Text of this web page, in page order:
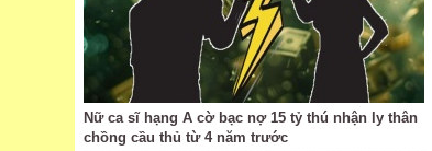
Nữ ca sĩ hạng A cờ bạc nợ 15 tỷ thú nhận ly thân
chồng cầu thủ từ 4 năm trước